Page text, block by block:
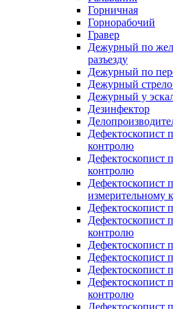
Горничная
Горнорабочий
Гравер
Дежурный по
разъезду
Дежурный по
Дежурный
Дежурный у
Дезинфектор
Дефектоскопист
контролю
Дефектоскопист
контролю
Дефектоскопист
измерительному
Дефектоскопист
Дефектоскопист
контролю
Дефектоскопист
Дефектоскопист
Дефектоскопист
Дефектоскопист
контролю
Дефектоскопист